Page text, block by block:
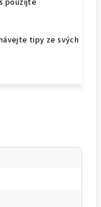
použijte
tipy ze svých